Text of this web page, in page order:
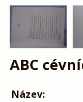
ABC
Název: